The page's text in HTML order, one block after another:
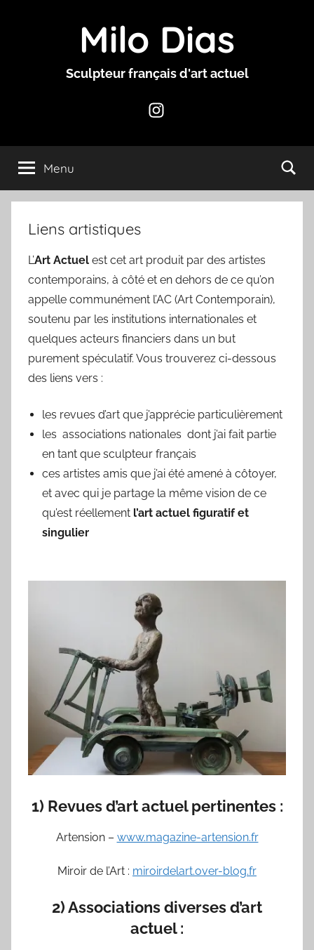
Milo Dias
Sculpteur français d'art actuel
Instagram
Menu
Liens artistiques
L’Art Actuel est cet art produit par des artistes
contemporains, à côté et en dehors de ce qu’on
appelle communément l’AC (Art Contemporain),
soutenu par les institutions internationales et
quelques acteurs financiers dans un but
purement spéculatif. Vous trouverez ci-dessous
des liens vers :
les revues d’art que j’apprécie particulièrement
les associations nationales dont j’ai fait partie
en tant que sculpteur français
ces artistes amis que j’ai été amené à côtoyer,
et avec qui je partage la même vision de ce
qu’est réellement l’art actuel figuratif et
singulier
1) Revues d’art actuel pertinentes :
Artension – www.magazine-artension.fr
Miroir de l’Art : miroirdelart.over-blog.fr
2) Associations diverses d’art
actuel :